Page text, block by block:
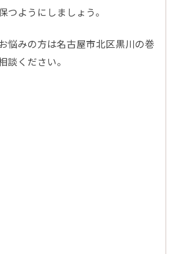
つようにしましょう。
悩みの方は名古屋市北区黒川の巻
談ください。